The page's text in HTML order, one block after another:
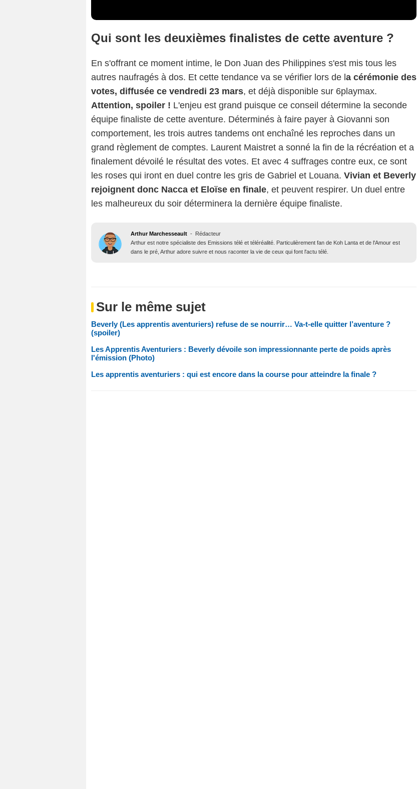
Qui sont les deuxièmes finalistes de cette aventure ?
En s'offrant ce moment intime, le Don Juan des Philippines s'est mis tous les
autres naufragés à dos. Et cette tendance va se vérifier lors de l a cérémonie des
votes, diffusée ce vendredi 23 mars, et déjà disponible sur 6playmax.
Attention, spoiler ! L'enjeu est grand puisque ce conseil détermine la seconde
équipe finaliste de cette aventure. Déterminés à faire payer à Giovanni son
comportement, les trois autres tandems ont enchaîné les reproches dans un
grand règlement de comptes. Laurent Maistret a sonné la fin de la récréation et a
finalement dévoilé le résultat des votes. Et avec 4 suffrages contre eux, ce sont
les roses qui iront en duel contre les gris de Gabriel et Louana. Vivian et Beverly
rejoignent donc Nacca et Eloïse en finale, et peuvent respirer. Un duel entre
les malheureux du soir déterminera la dernière équipe finaliste.
Arthur Marchesseault - Rédacteur
Arthur est notre spécialiste des Emissions télé et téléréalité. Particulièrement fan de Koh Lanta et de l'Amour est
dans le pré, Arthur adore suivre et nous raconter la vie de ceux qui font l'actu télé.
Sur le même sujet
Beverly (Les apprentis aventuriers) refuse de se nourrir… Va-t-elle quitter l’aventure ?
(spoiler)
Les Apprentis Aventuriers : Beverly dévoile son impressionnante perte de poids après
l'émission (Photo)
Les apprentis aventuriers : qui est encore dans la course pour atteindre la finale ?